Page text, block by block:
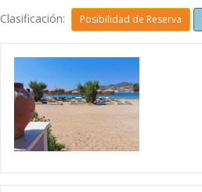
Clasificación: Posibilidad de Reserva